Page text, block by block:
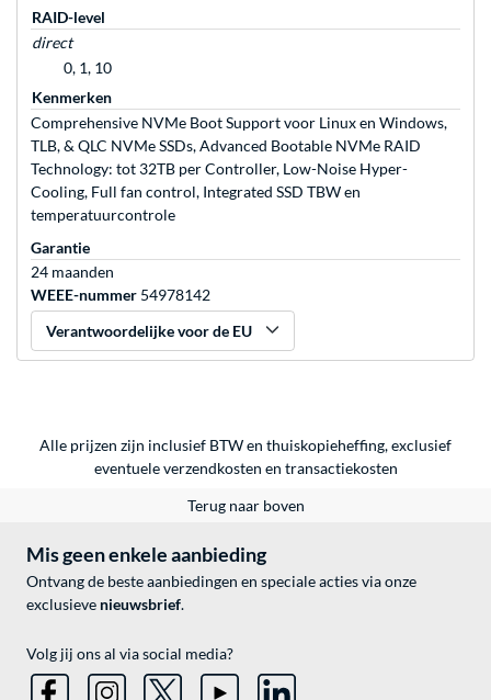
RAID-level
direct
0, 1, 10
Kenmerken
Comprehensive NVMe Boot Support voor Linux en Windows,
TLB, & QLC NVMe SSDs, Advanced Bootable NVMe RAID
Technology: tot 32TB per Controller, Low-Noise Hyper-
Cooling, Full fan control, Integrated SSD TBW en
temperatuurcontrole
Garantie
24 maanden
WEEE-nummer 54978142
Verantwoordelijke voor de EU
Alle prijzen zijn inclusief BTW en thuiskopieheffing, exclusief
eventueleverzendkosten en transactiekosten
Terug naar boven
Mis geen enkele aanbieding
Ontvang de beste aanbiedingen en speciale acties via onze
exclusieve nieuwsbrief.
Volg jij ons al via social media?